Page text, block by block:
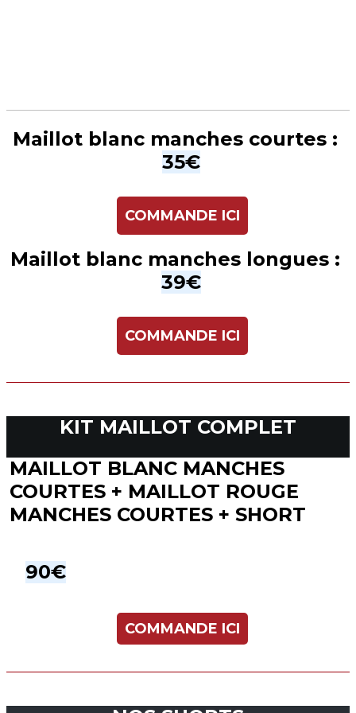
Maillot blanc manches courtes :
35€
COMMANDE ICI
Maillot blanc manches longues :
39€
COMMANDE ICI
KIT MAILLOT COMPLET
MAILLOT BLANC MANCHES
COURTES + MAILLOT ROUGE
MANCHES COURTES + SHORT
90€
COMMANDE ICI